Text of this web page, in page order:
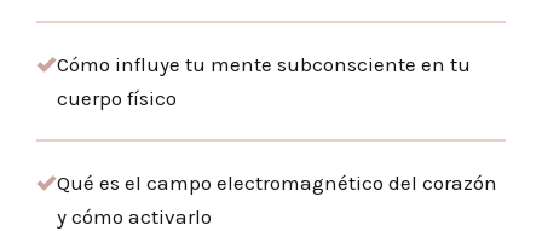
Cómo influye tu mente subconsciente en tu
cuerpo físico
Qué es el campo electromagnético del corazón
y cómo activarlo